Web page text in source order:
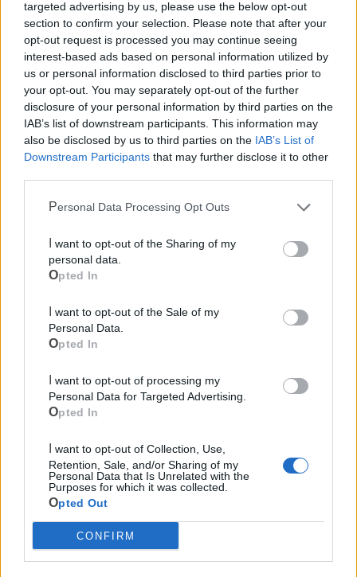
targeted advertising by us, please use the below opt-out
section to confirm your selection. Please note that after your
opt-out request is processed you may continue seeing
interest-based ads based on personal information utilized by
us or personal information disclosed to third parties prior to
your opt-out. You may separately opt-out of the further
disclosure of your personal information by third parties on the
IAB’s list of downstream participants. This information may
also be disclosed by us to third parties on the IAB’s List of
Downstream Participants that may further disclose it to other
Personal Data Processing Opt Outs
personal data.
Opted In
Personal Data.
Opted In
Personal Data for Targeted Advertising.
Opted In
Retention, Sale, and/or Sharing of my
Personal Data that Is Unrelated with the
Purposes for which it was collected.
Opted Out
CONFIRM
Mondo CIA
Cia Agricoltori Italiani | Puglia - Area Due
Mari
Due Mari